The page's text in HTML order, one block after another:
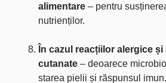
alimentare – pentru
nutrienților.
În cazul reacțiilor alergice
cutanate – deoarece
starea pielii și răspunsul imun.